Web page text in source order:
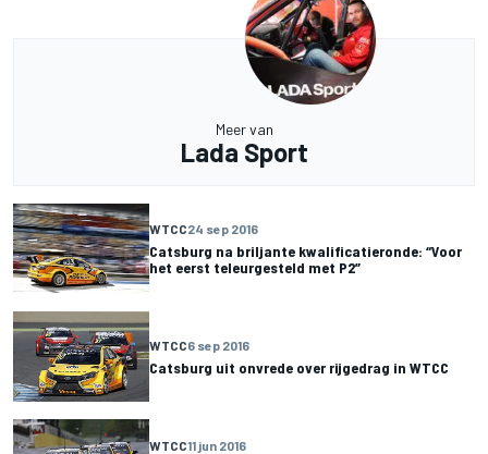
Meer van
Lada Sport
WTCC24 sep 2016
Catsburg na briljante kwalificatieronde: “Voor
het eerst teleurgesteld met P2”
WTCC6 sep 2016
Catsburg uit onvrede over rijgedrag in WTCC
WTCC11 jun 2016